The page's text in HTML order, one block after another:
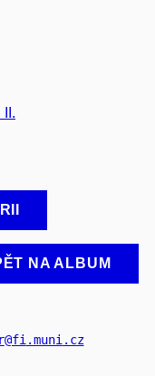
NA ALBUM
@fi.muni.cz